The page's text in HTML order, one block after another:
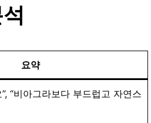
요약
“비아그라보다 부드럽고 자연스